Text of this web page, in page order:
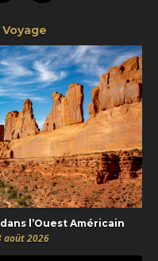
l’Ouest Américain
août 2026